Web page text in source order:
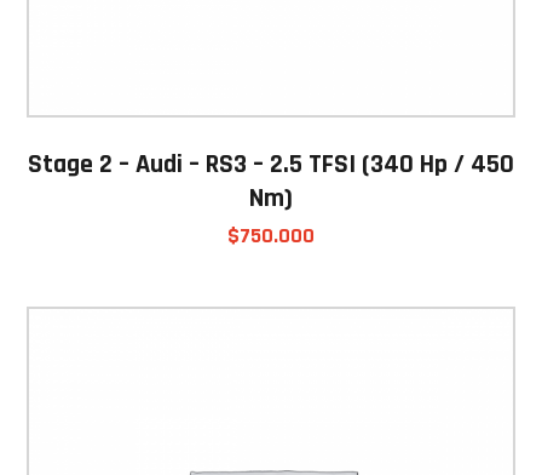
Stage 2 – Audi – RS3 – 2.5 TFSI (340 Hp / 450
Nm)
$750.000